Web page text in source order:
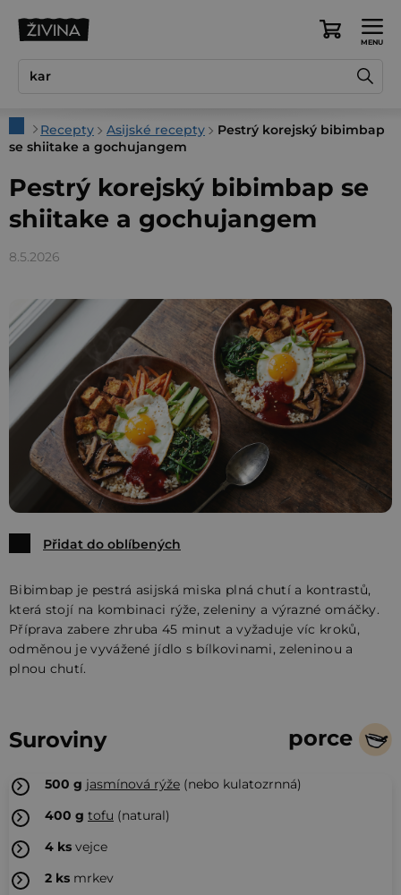
Nákupní
DomůRecepty Asijské recepty
Pestrý korejský bibimbap
se shiitake a gochujangem
Pestrý korejský bibimbap se
shiitake a gochujangem
8.5.2026
Přidat do oblíbených
Bibimbap je pestrá asijská miska plná chutí a kontrastů,
která stojí na kombinaci rýže, zeleniny a výrazné omáčky.
Příprava zabere zhruba 45 minut a vyžaduje víc kroků,
odměnou je vyvážené jídlo s bílkovinami, zeleninou a
plnou chutí.
Suroviny porce
500 g jasmínová rýže (nebo kulatozrnná)
400 g tofu (natural)
4 ks vejce
2 ks mrkev